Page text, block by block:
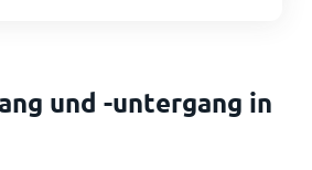
und -untergang in